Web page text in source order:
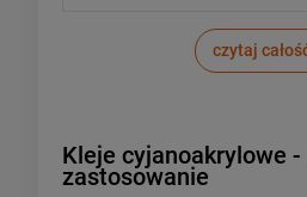
czytaj
Kleje cyjanoakrylowe -
zastosowanie